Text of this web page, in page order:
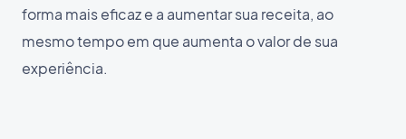
forma mais eficaz e a aumentar sua receita, ao
mesmo tempo em que aumenta o valor de sua
experiência.